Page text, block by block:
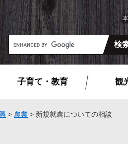
G
o
o
カ
子育て・教育 観
> 農業 > 新規就農についての相談